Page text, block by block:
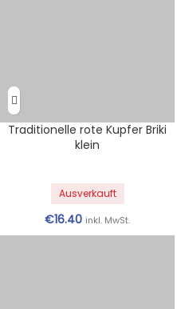
Traditionelle rote Kupfer Briki
klein
Ausverkauft
€16.40 inkl. MwSt.